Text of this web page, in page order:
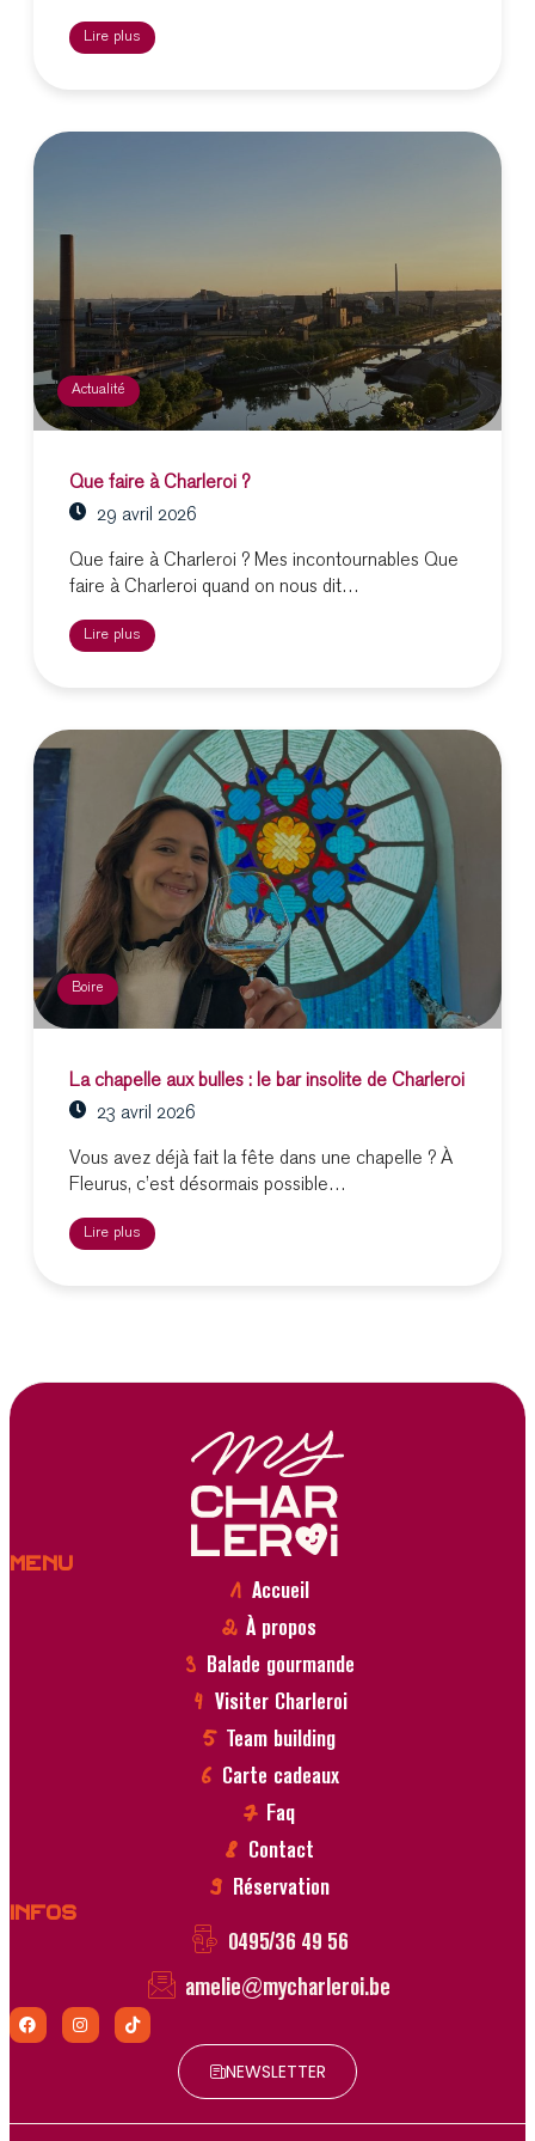
Lire plus
Actualité
Que faire à Charleroi ?
29 avril 2026
Que faire à Charleroi ? Mes incontournables Que
faire à Charleroi quand on nous dit…
Lire plus
Boire
La chapelle aux bulles : le bar insolite de Charleroi
23 avril 2026
Vous avez déjà fait la fête dans une chapelle ? À
Fleurus, c’est désormais possible…
Lire plus
Menu
Accueil
À propos
Balade gourmande
Visiter Charleroi
Team building
Carte cadeaux
Faq
Contact
Réservation
Infos
0495/36 49 56
amelie@mycharleroi.be
NEWSLETTER